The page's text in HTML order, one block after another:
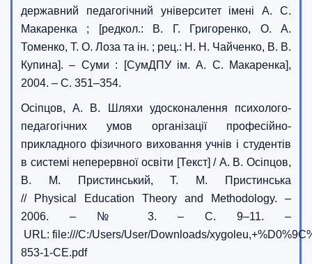
державний педагогічний університет імені А. С.
Макаренка ; [редкол.: В. Г. Григоренко, О. А.
Томенко, Т. О. Лоза та ін. ; рец.: Н. Н. Чайченко, В. В.
Купина]. – Суми : [СумДПУ ім. А. С. Макаренка],
2004. – С. 351–354.
Осіпцов, А. В. Шляхи удосконалення психолого-
педагогічних умов організації професійно-
прикладного фізичного виховання учнів і студентів
в системі неперервної освіти [Текст] / А. В. Осіпцов,
В. М. Пристинський, Т. М. Пристинська
// Physical Education Theory and Methodology. –
2006. – № 3. – С. 9–11. –
URL: file:///C:/Users/User/Downloads/
853-1-CE.pdf